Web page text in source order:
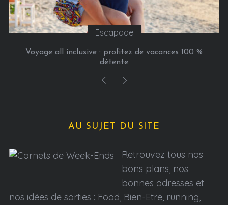
Escapade
Voyage all inclusive : profitez de vacances 100 %
détente
AU SUJET DU SITE
Retrouvez tous nos
bons plans, nos
bonnes adresses et
nos idées de sorties : Food, Bien-Etre, running,